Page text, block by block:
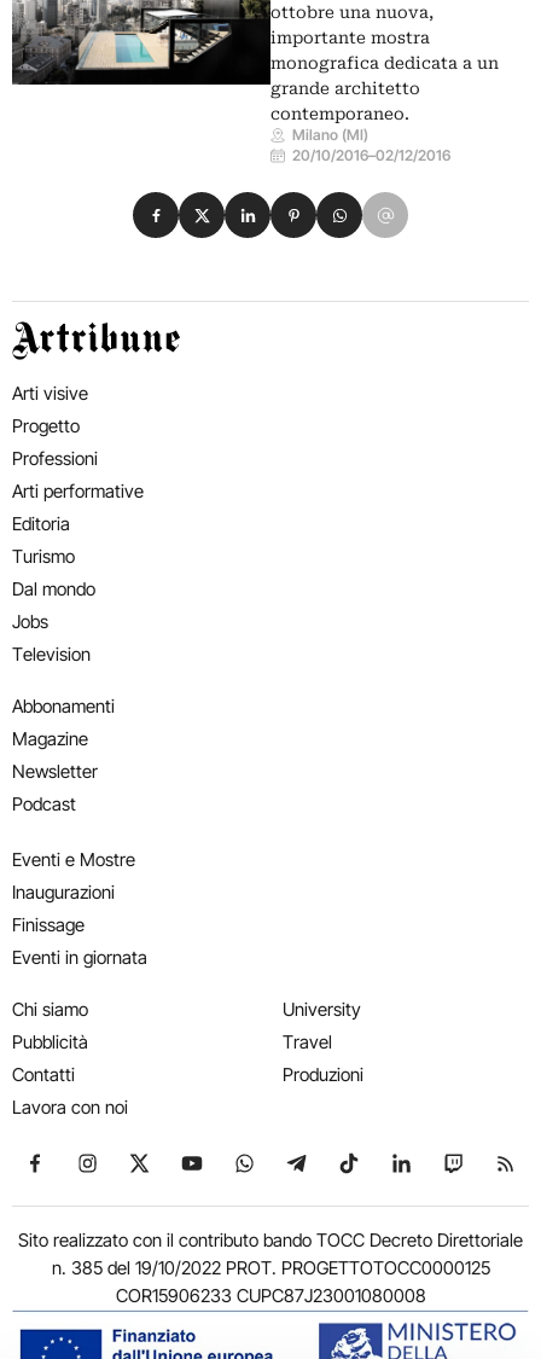
ottobre una nuova,
importante mostra
monografica dedicata a un
grande architetto
contemporaneo.
Milano (MI)
20/10/2016–02/12/2016
Condividi su Facebook
Condividi su X
Condividi su LinkedIn
Condividi su Pinterest
Condividi su WhatsApp
Condividi su Email
Artribune
Arti visive
Progetto
Professioni
Arti performative
Editoria
Turismo
Dal mondo
Jobs
Television
Abbonamenti
Magazine
Newsletter
Podcast
Eventi e Mostre
Inaugurazioni
Finissage
Eventi in giornata
Chi siamo
Pubblicità
Contatti
Lavora con noi
University
Travel
Produzioni
Seguici su Facebook
Seguici su Instagram
Seguici su X
Seguici su YouTube
Seguici su WhatsApp
Seguici su Telegram
Seguici su TikTok
Seguici su
Seguici
Sito realizzato con il contributo bando TOCC Decreto Direttoriale
n. 385 del 19/10/2022 PROT. PROGETTOTOCC0000125
COR15906233 CUPC87J23001080008